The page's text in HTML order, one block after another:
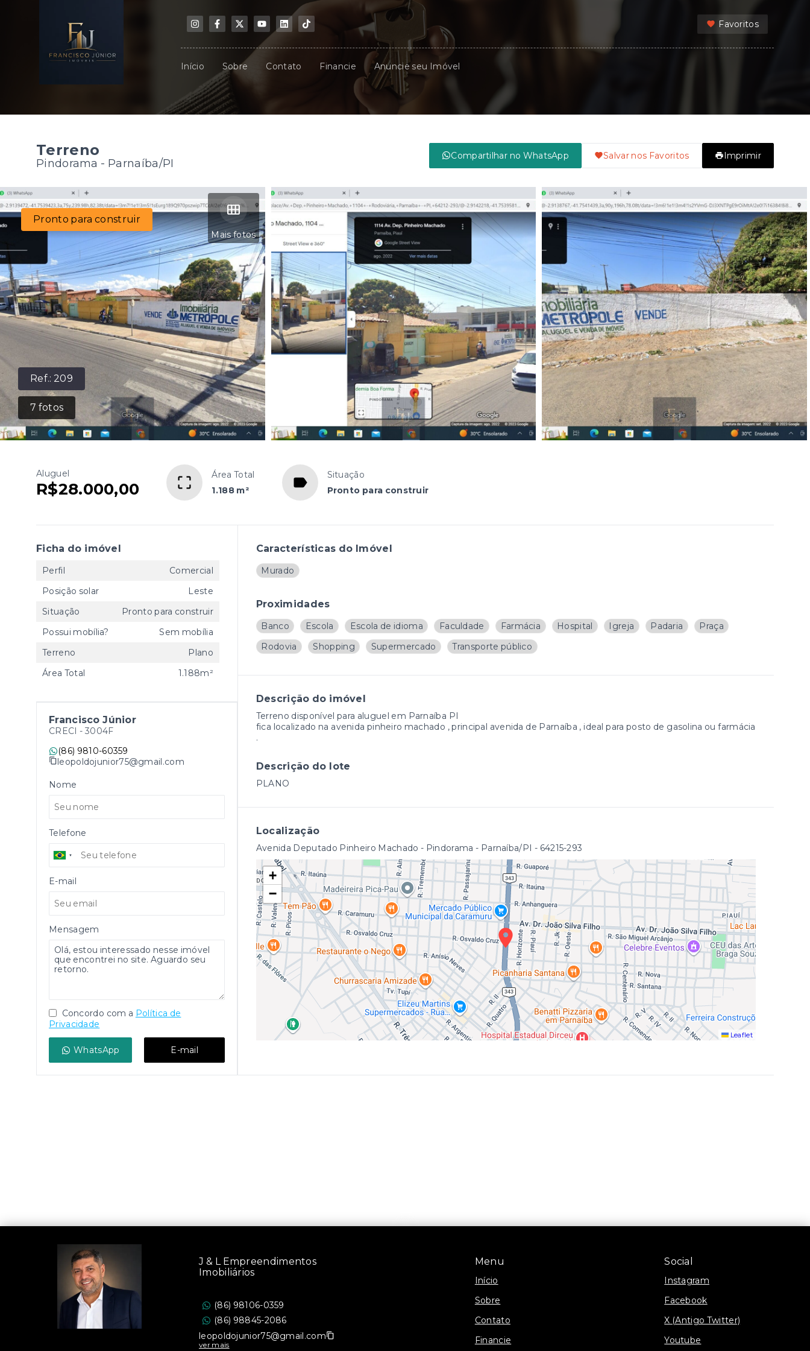
Favoritos
Início Sobre Contato Financie Anuncie seu Imóvel
Terreno
Pindorama - Parnaíba/PI
Compartilhar no WhatsApp Salvar nos Favoritos Imprimir
Ref.: 209
7 fotos
Mais fotos
Pronto para construir
Aluguel
R$28.000,00
Área Total
1.188 m²
Situação
Pronto para construir
Características do Imóvel
Murado
Proximidades
Banco Escola Escola de idioma Faculdade Farmácia Hospital Igreja Padaria
Praça
Rodovia
Shopping Supermercado Transporte público
Descrição do imóvel
Terreno disponível para aluguel em Parnaíba PI
fica localizado na avenida pinheiro machado , principal avenida de Parnaíba , ideal para posto de gasolina ou farmácia
.
Descrição do lote
PLANO
Localização
Avenida Deputado Pinheiro Machado - Pindorama - Parnaíba/PI - 64215-293
+
−
Leaflet
Ficha do imóvel
Perfil
Comercial
Posição solar
Leste
Situação
Pronto para construir
Possui mobília?
Sem mobília
Terreno
Plano
Área Total
1.188m²
Francisco Júnior
CRECI - 3004F
(86) 9810-60359
leopoldojunior75@gmail.com
Nome
Telefone
E-mail
Mensagem
Concordo com a Política de
Privacidade
WhatsApp E-mail
Menu
Início
Sobre
Contato
Financie
Social
Instagram
Facebook
X (Antigo Twitter)
Youtube
J & L Empreendimentos
Imobiliários
(86) 98106-0359
(86) 98845-2086
leopoldojunior75@gmail.com
ver mais